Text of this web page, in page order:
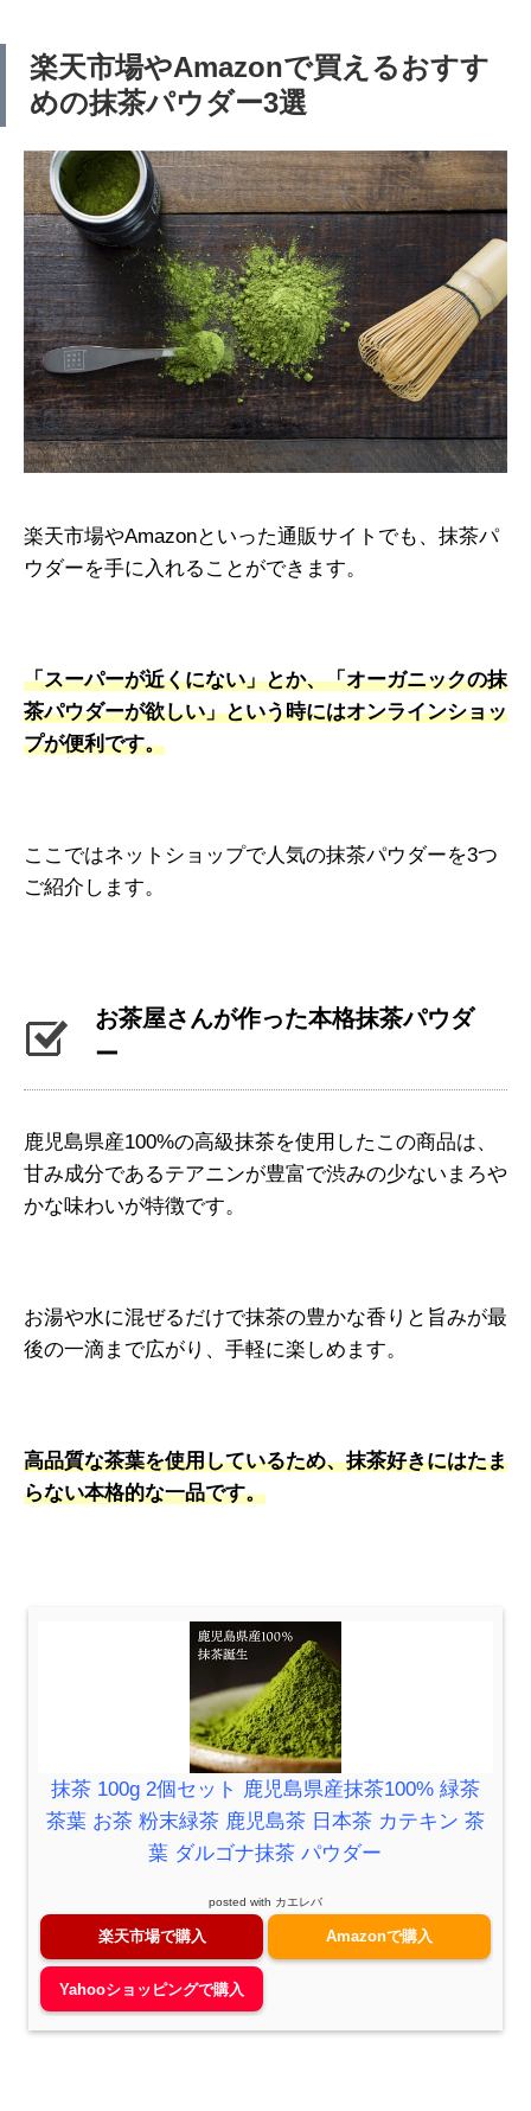
楽天市場やAmazonで買えるおすす
めの抹茶パウダー3選
楽天市場やAmazonといった通販サイトでも、抹茶パ
ウダーを手に入れることができます。
「スーパーが近くにない」とか、「オーガニックの抹
茶パウダーが欲しい」という時にはオンラインショッ
プが便利です。
ここではネットショップで人気の抹茶パウダーを3つ
ご紹介します。
お茶屋さんが作った本格抹茶パウダ
ー
鹿児島県産100%の高級抹茶を使用したこの商品は、
甘み成分であるテアニンが豊富で渋みの少ないまろや
かな味わいが特徴です。
お湯や水に混ぜるだけで抹茶の豊かな香りと旨みが最
後の一滴まで広がり、手軽に楽しめます。
高品質な茶葉を使用しているため、抹茶好きにはたま
らない本格的な一品です。
抹茶 100g 2個セット 鹿児島県産抹茶100% 緑茶
茶葉 お茶 粉末緑茶 鹿児島茶 日本茶 カテキン 茶
葉 ダルゴナ抹茶 パウダー
posted with カエレバ
楽天市場で購入 Amazonで購入
Yahooショッピングで購入